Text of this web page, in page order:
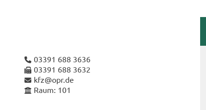
03391 688 3636
03391 688 3632
kfz@opr.de
Raum: 101